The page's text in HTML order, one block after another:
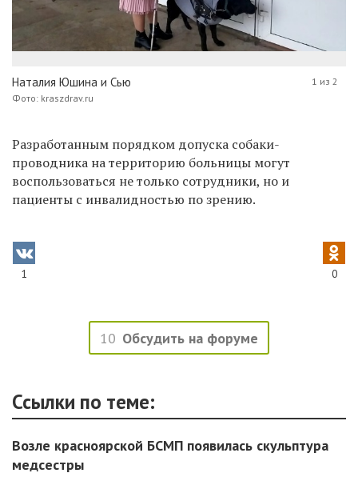
Наталия Юшина и Сью
Фото: kraszdrav.ru
1 из 2
Разработанным порядком допуска собаки-
проводника на территорию больницы могут
воспользоваться не только сотрудники, но и
пациенты с инвалидностью по зрению.
1 0
10 Обсудить на форуме
Ссылки по теме:
Возле красноярской БСМП появилась скульптура
медсестры